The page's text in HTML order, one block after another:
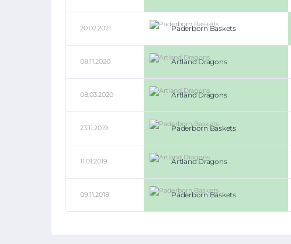
20.02.2021 Paderborn Baskets
08.11.2020 Artland Dragons
08.03.2020 Artland Dragons
23.11.2019 Paderborn Baskets
11.01.2019 Artland Dragons
09.11.2018 Paderborn Baskets